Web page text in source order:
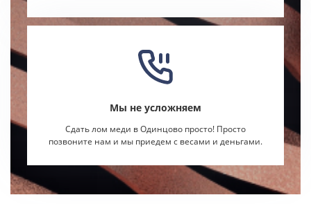
Мы не усложняем
Сдать лом меди в Одинцово просто! Просто
позвоните нам и мы приедем с весами и деньгами.